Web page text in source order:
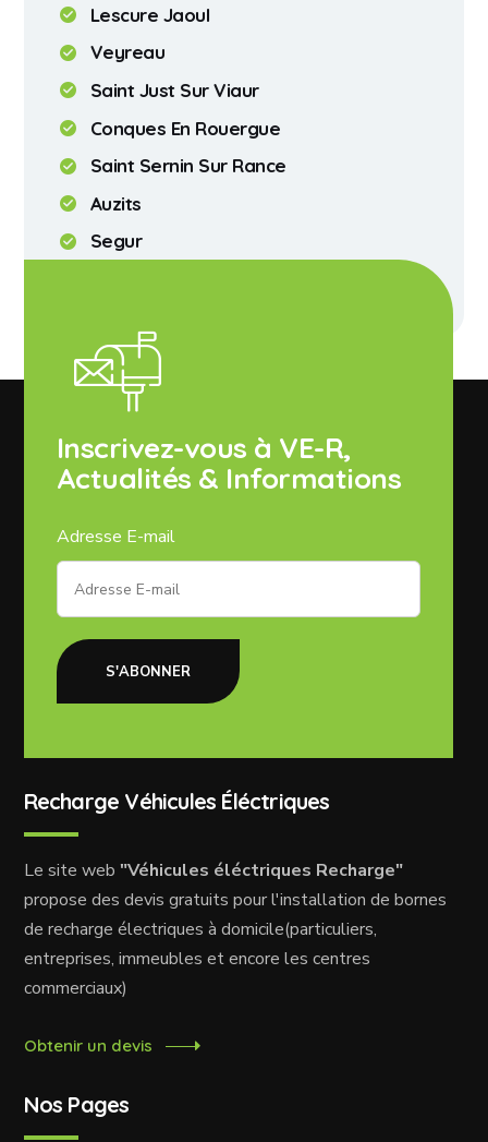
Lescure Jaoul
Veyreau
Saint Just Sur Viaur
Conques En Rouergue
Saint Sernin Sur Rance
Auzits
Segur
Inscrivez-vous à VE-R,
Actualités & Informations
Adresse E-mail
S'ABONNER
Recharge Véhicules Éléctriques
Le site web "Véhicules éléctriques Recharge"
propose des devis gratuits pour l'installation de bornes
de recharge électriques à domicile(particuliers,
entreprises, immeubles et encore les centres
commerciaux)
Obtenir un devis
Nos Pages